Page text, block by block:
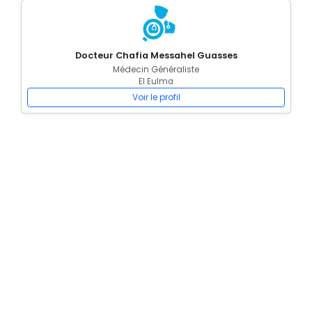
Docteur Chafia Messahel Guasses
Médecin Généraliste
El Eulma
Voir le profil